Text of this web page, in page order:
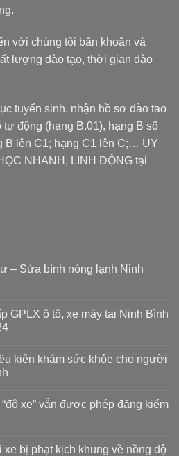
với chúng tôi băn khoăn và
lượng đào tạo, thời gian đào
tuyển sinh, nhận hồ sơ đào tạo
tự động (hạng B.01), hạng B số
B lên C1; hạng C1 lên C;… UY
NHANH, LINH ĐỘNG tại
– Sửa bình nóng lạnh Ninh
GPLX ô tô, xe máy tại Ninh Bình
kiện khám sức khỏe cho người
xe” vẫn được phép đăng kiểm
xe bị phạt kịch khung về nồng độ